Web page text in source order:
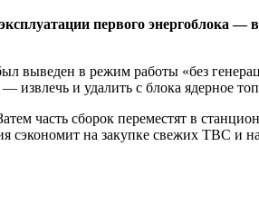
первого энергоблока
выведен в режим работы «без
и удалить с блока ядерное
часть сборок переместят в
на закупке свежих ТВС и